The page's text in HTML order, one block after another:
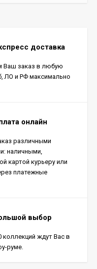
доставка
Ваш заказ в любую
ЛО и РФ максимально
онлайн
различными
наличными,
картой курьеру или
платежные
выбор
коллекций ждут Вас в
руме.
Керамогранит Italon
Charme Extra Silver Ret
60x120, 610010001196
Charme Evo Imperiale
Ret 60x120,